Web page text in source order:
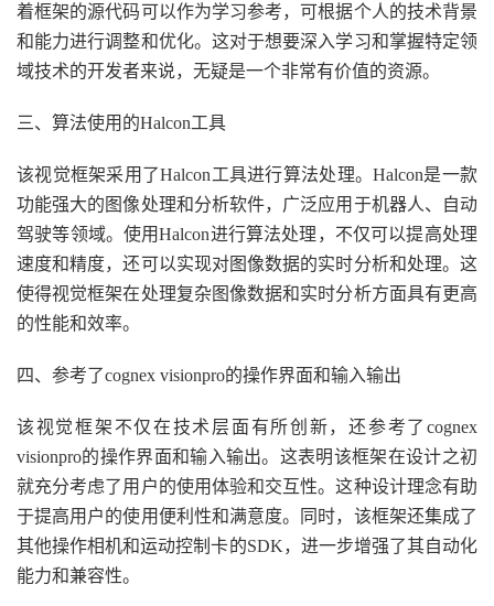
着框架的源代码可以作为学习参考，可根据个人的技术背景
和能力进行调整和优化。这对于想要深入学习和掌握特定领
域技术的开发者来说，无疑是一个非常有价值的资源。
三、算法使用的Halcon工具
该视觉框架采用了Halcon工具进行算法处理。Halcon是一款
功能强大的图像处理和分析软件，广泛应用于机器人、自动
驾驶等领域。使用Halcon进行算法处理，不仅可以提高处理
速度和精度，还可以实现对图像数据的实时分析和处理。这
使得视觉框架在处理复杂图像数据和实时分析方面具有更高
的性能和效率。
四、参考了cognex visionpro的操作界面和输入输出
该视觉框架不仅在技术层面有所创新，还参考了cognex
visionpro的操作界面和输入输出。这表明该框架在设计之初
就充分考虑了用户的使用体验和交互性。这种设计理念有助
于提高用户的使用便利性和满意度。同时，该框架还集成了
其他操作相机和运动控制卡的SDK，进一步增强了其自动化
能力和兼容性。